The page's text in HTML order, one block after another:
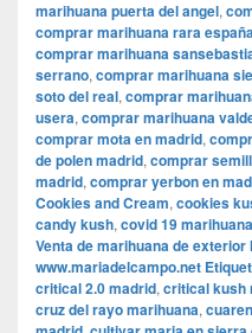
marihuana puerta del angel,
comprar marihuana rara
comprar marihuana
serrano, comprar marihuana
soto del real, comprar
usera, comprar marihuana
comprar mota en madrid,
de polen madrid, comprar
madrid, comprar yerbon en
Cookies and Cream, cookies
candy kush, covid 19 marihuana
Venta de marihuana de
www.mariadelcampo.net
critical 2.0 madrid, critical kush
cruz del rayo marihuana,